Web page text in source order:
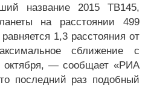
название 2015 TB145,
на расстоянии 499
1,3 расстояния от
сближение с
октября, — сообщает «РИА
последний раз подобный